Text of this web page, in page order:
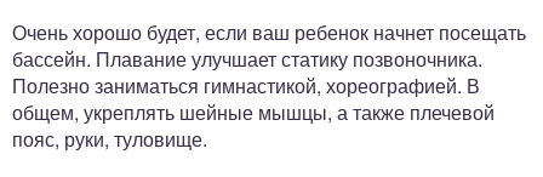
Очень хорошо будет, если ваш ребенок начнет посещать
бассейн. Плавание улучшает статику позвоночника.
Полезно заниматься гимнастикой, хореографией. В
общем, укреплять шейные мышцы, а также плечевой
пояс, руки, туловище.